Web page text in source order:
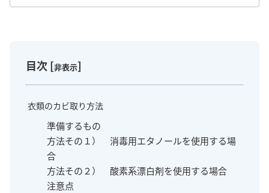
目次[非表示]
衣類のカビ取り方法
準備するもの
方法その１） 消毒用エタノールを使用する場
合
方法その２） 酸素系漂白剤を使用する場合
注意点